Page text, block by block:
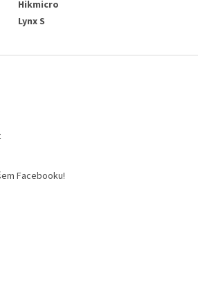
Hikmicro
Lynx S
Facebooku!